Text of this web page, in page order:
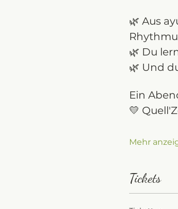
🌿 Aus
🌿 Du
🌿 Und
Ein
💛
Mehr
Tickets